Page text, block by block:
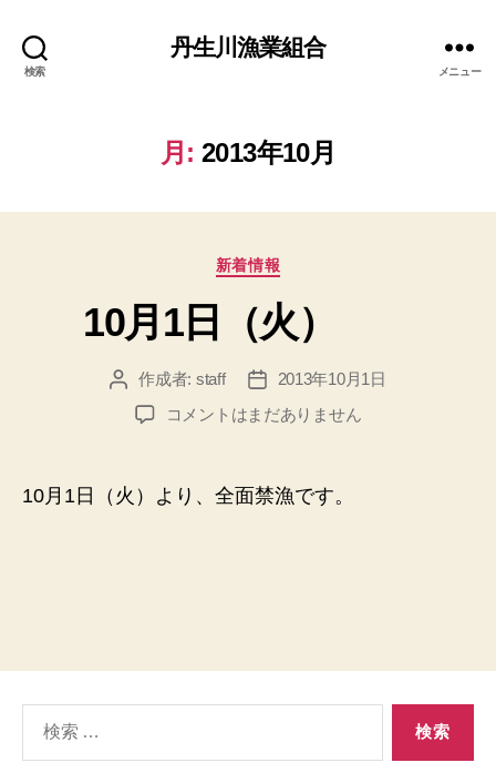
検索
丹生川漁業組合
メニュー
月: 2013年10月
カ
ゴ
リ
新着情報
10月1日（火）
投 作成者: staff
投
稿
日
2013年10月1日
10
日
（火）
コメントはまだありません
10月1日（火）より、全面禁漁です。